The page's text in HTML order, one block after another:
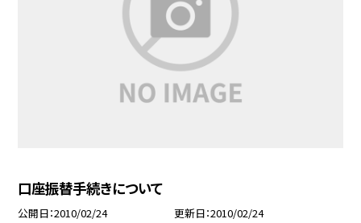
口座振替手続きについて
公開日 2010/02/24 更新日 2010/02/24